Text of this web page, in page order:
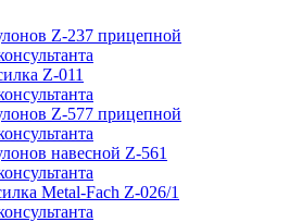
Z-237 прицепной
Z-011
Z-577 прицепной
навесной Z-561
Metal-Fach Z-026/1